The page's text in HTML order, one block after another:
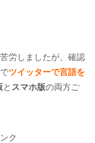
労しましたが、確認
ツイッターで言語を
と スマホ版の両方ご
ク